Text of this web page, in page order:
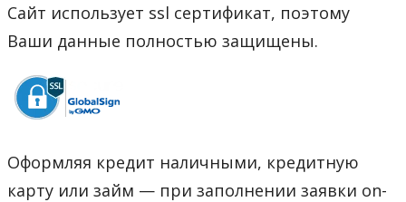
Сайт использует ssl сертификат, поэтому
Ваши данные полностью защищены.
Оформляя кредит наличными, кредитную
карту или займ — при заполнении заявки on-